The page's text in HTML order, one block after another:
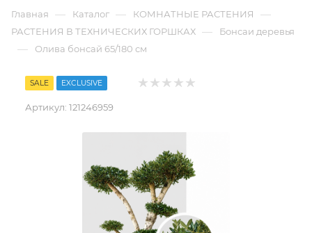
Главная — Каталог — КОМНАТНЫЕ РАСТЕНИЯ —
РАСТЕНИЯ В ТЕХНИЧЕСКИХ ГОРШКАХ — Бонсаи деревья
— Олива бонсай 65/180 см
SALE EXCLUSIVE
Артикул: 121246959